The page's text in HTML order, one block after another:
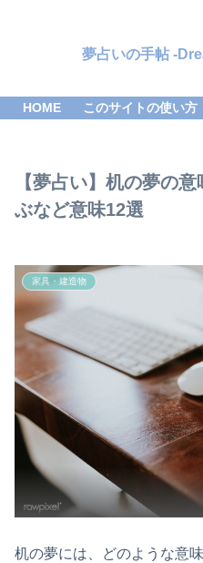
夢占いの手帖 -
HOME このサイトの使い方
【夢占い】机の夢の
ぶなど意味12選
家具・建造物
机の夢には、どのような意